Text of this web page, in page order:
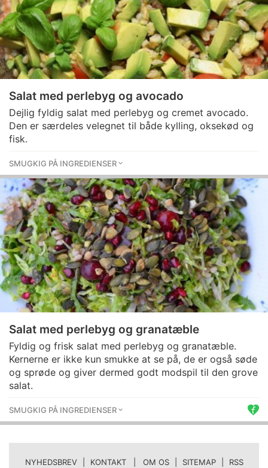
Salat med perlebyg og avocado
Dejlig fyldig salat med perlebyg og cremet avocado.
Den er særdeles velegnet til både kylling, oksekød og
fisk.
SMUGKIG PÅ INGREDIENSER
Salat med perlebyg og granatæble
Fyldig og frisk salat med perlebyg og granatæble.
Kernerne er ikke kun smukke at se på, de er også søde
og sprøde og giver dermed godt modspil til den grove
salat.
SMUGKIG PÅ INGREDIENSER
NYHEDSBREV KONTAKT | OM OS SITEMAP RSS